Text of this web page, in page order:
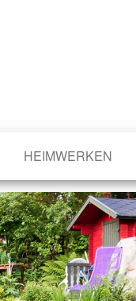
HEIMWERKEN